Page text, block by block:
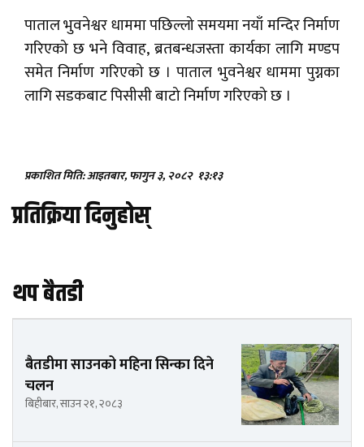
पाताल भुवनेश्वर धाममा पछिल्लो समयमा नयाँ मन्दिर निर्माण
गरिएको छ भने विवाह, ब्रतबन्धजस्ता कार्यका लागि मण्डप
समेत निर्माण गरिएको छ । पाताल भुवनेश्वर धाममा पुग्नका
लागि सडकबाट पिसीसी बाटो निर्माण गरिएको छ ।
प्रकाशित मिति: आइतबार, फागुन ३, २०८२ १३:१३
प्रतिक्रिया दिनुहोस्
थप बैतडी
बैतडीमा साउनको महिना सिन्का दिने
चलन
बिहीबार, साउन २१, २०८३